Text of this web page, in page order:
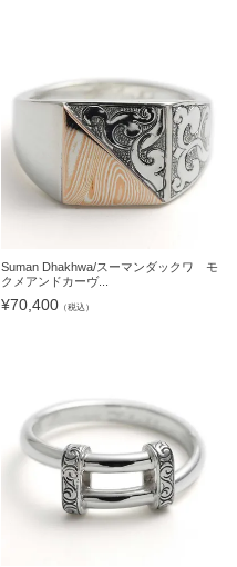
Suman Dhakhwa/スーマンダックワ モ
クメアンドカーヴ...
¥70,400 （税込）